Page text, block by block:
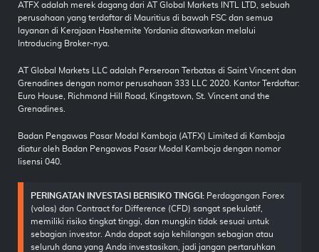
ATFX adalah merek dagang dari AT Global Markets INTL LTD, sebuah
perusahaan yang terdaftar di Mauritius di bawah FSC dan semua
layanan di Kerajaan Hashemite Yordania ditawarkan melalui
Introducing Broker-nya.
AT Global Markets LLC adalah Perseroan Terbatas di Saint Vincent dan
Grenadines dengan nomor perusahaan 333 LLC 2020. Kantor Terdaftar:
Euro House, Richmond Hill Road, Kingstown, St. Vincent and the
Grenadines.
Badan Pengawas Pasar Modal Kamboja (ATFX) Limited di Kamboja
diatur oleh Badan Pengawas Pasar Modal Kamboja dengan nomor
lisensi 040.
PERINGATAN INVESTASI BERISIKO TINGGI: Perdagangan Forex
(valas) dan Contract for Difference (CFD) sangat spekulatif,
memiliki risiko tingkat tinggi, dan mungkin tidak sesuai untuk
sebagian investor. Anda dapat saja kehilangan sebagian atau
seluruh dana yang Anda investasikan, jadi jangan pertaruhkan